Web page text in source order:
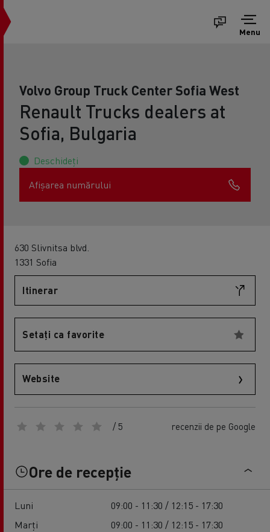
Menu
Volvo Group Truck Center Sofia West
Renault Trucks dealers at
Sofia, Bulgaria
Deschideți
Afișarea numărului
630 Slivnitsa blvd.
1331 Sofia
Itinerar
Setați ca favorite
Website
/ 5 recenzii de pe Google
Ore de recepție
Luni
09:00 - 11:30 / 12:15 - 17:30
Marți
09:00 - 11:30 / 12:15 - 17:30